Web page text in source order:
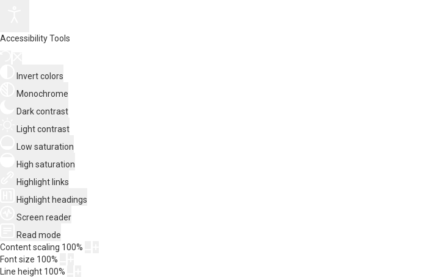
Accessibility Tools
Invert colors
Monochrome
Dark contrast
Light contrast
Low saturation
High saturation
Highlight links
Highlight headings
Screen reader
Read mode
Content scaling 100%
Font size 100%
Line height 100%